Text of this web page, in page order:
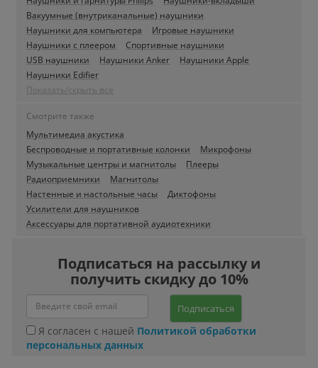
Вакуумные (внутриканальные) наушники
Наушники для компьютера
Игровые наушники
Наушники с плеером
Спортивные наушники
USB наушники
Наушники Anker
Наушники Apple
Наушники Edifier
Показать/скрыть все
Смотрите также
Мультимедиа акустика
Беспроводные и портативные колонки
Микрофоны
Музыкальные центры и магнитолы
Плееры
Радиоприемники
Магнитолы
Настенные и настольные часы
Диктофоны
Усилители для наушников
Аксессуары для портативной аудиотехники
Подписаться на рассылку и
получить скидку до 10%
Подписаться
Я согласен с нашей Политикой обработки
персональных данных